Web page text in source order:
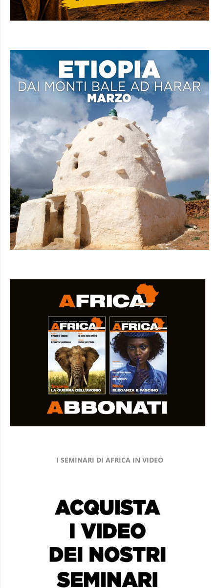
I SEMINARI DI AFRICA IN VIDEO